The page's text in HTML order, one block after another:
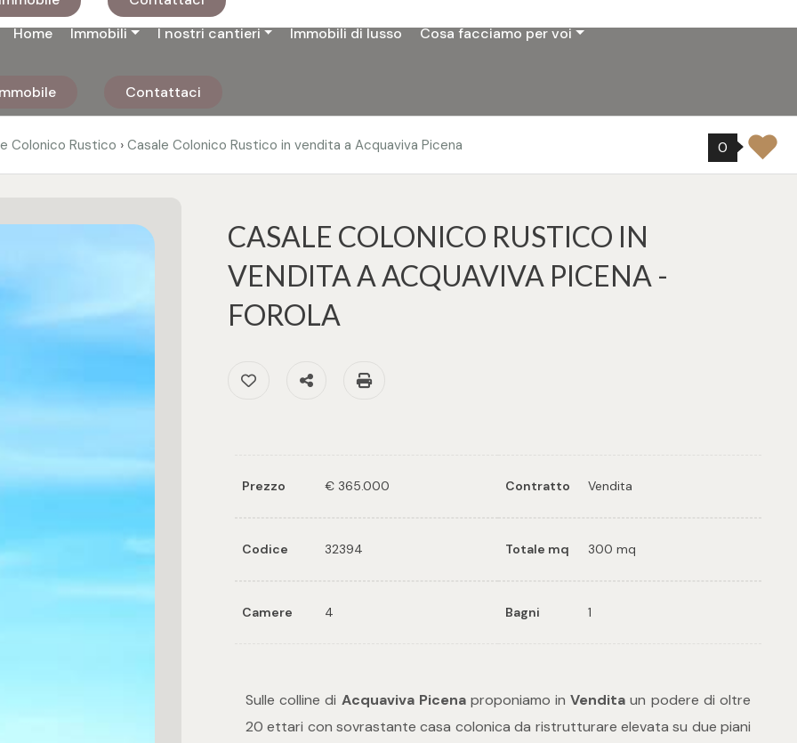
Home Immobili I nostri cantieri Immobili di lusso Cosa facciamo per voi
Contattaci
Colonico Rustico › Casale Colonico Rustico in vendita a Acquaviva Picena 0
CASALE COLONICO RUSTICO IN
VENDITA A ACQUAVIVA PICENA -
FOROLA
Preferiti: Cod. 32394
Condividi
Prezzo € 365.000 Contratto Vendita
Codice 32394 Totale mq 300 mq
Camere 4 Bagni 1
Sulle colline di Acquaviva Picenaproponiamo inVendita un podere di oltre
20 ettari con sovrastante casa colonica da ristrutturare elevata su due piani